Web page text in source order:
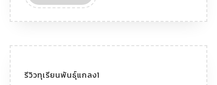
รีวิวทุเรียนพันธุ์แกลง1